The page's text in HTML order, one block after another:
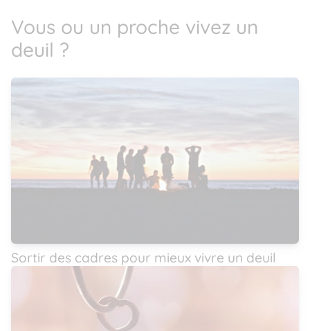
Vous ou un proche vivez un
deuil ?
Sortir des cadres pour mieux vivre un deuil